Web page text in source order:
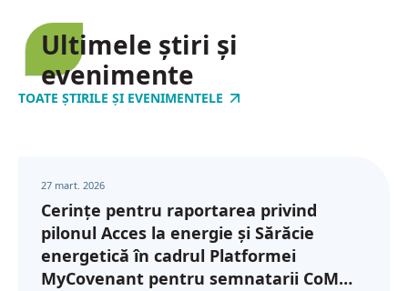
Ultimele știri și
evenimente
TOATE ȘTIRILE ȘI EVENIMENTELE
27 mart. 2026
Cerințe pentru raportarea privind
pilonul Acces la energie și Sărăcie
energetică în cadrul Platformei
MyCovenant pentru semnatarii CoM